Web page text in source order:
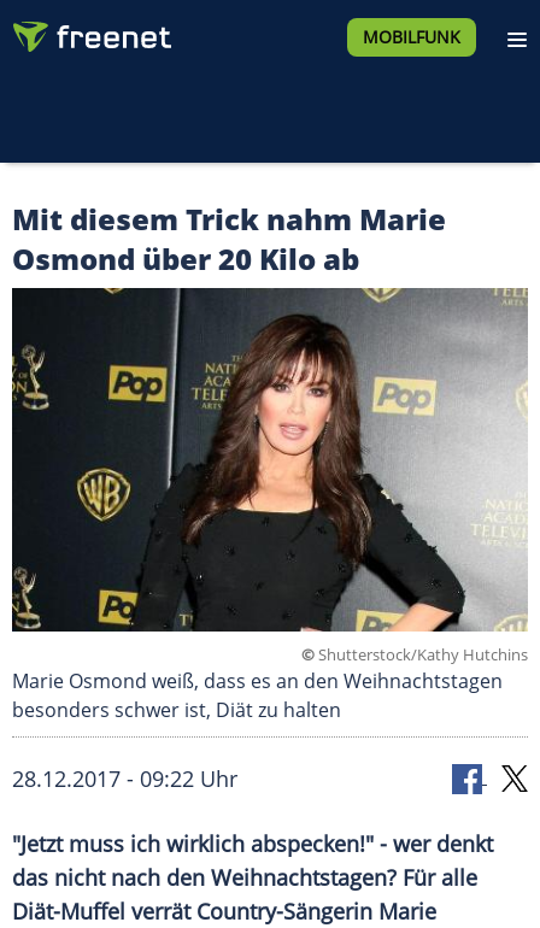
MOBILFUNK
Mit diesem Trick nahm Marie
Osmond über 20 Kilo ab
©Shutterstock/Kathy Hutchins
Marie Osmond weiß, dass es an den Weihnachtstagen
besonders schwer ist, Diät zu halten
28.12.2017 - 09:22 Uhr
"Jetzt muss ich wirklich abspecken!" - wer denkt
das nicht nach den Weihnachtstagen? Für alle
Diät-Muffel verrät Country-Sängerin Marie